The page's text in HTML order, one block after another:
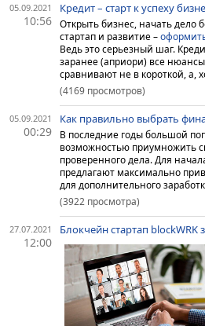
05.09.2021
10:56
Кредит – старт к успеху
Открыть бизнес, начать дело
стартап и развитие –
Ведь это серьезный шаг.
заранее (априори) все
сравнивают не в короткой, а,
(4169 просмотров)
05.09.2021
00:29
Как правильно выбрать
В последние годы большой
возможностью приумножить
проверенного дела. Для
предлагают максимально
для дополнительного
(3922 просмотра)
27.07.2021
12:00
Блокчейн стартап